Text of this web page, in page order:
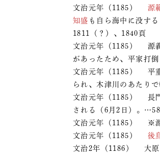
文治元年（1185） 源
知盛 も自ら海中に没す
1811（？）、1840頁
文治元年（1185） 源
があったため、平家打
文治元年（1185） 平
られ、木津川のあたり
文治元年（1185） 長
される（6月2日）。
文治元年（1185） ※源
文治元年（1185） 後
文治2年（1186） 大原